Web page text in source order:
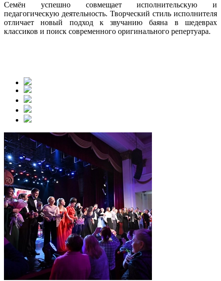
Семён успешно совмещает исполнительскую и
педагогическую деятельность. Творческий стиль исполнителя
отличает новый подход к звучанию баяна в шедеврах
классиков и поиск современного оригинального репертуара.